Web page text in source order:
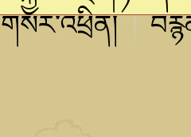
གསར་འཕྲིན།